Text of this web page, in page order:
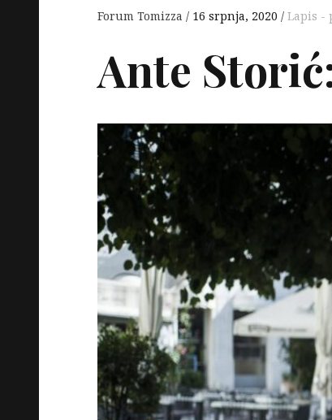
Forum Tomizza 16 srpnja, 2020 Lapis -
Ante